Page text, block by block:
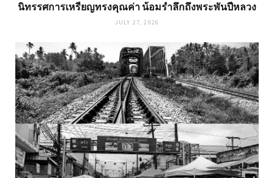
นิทรรศการเหรียญทรงคุณค่า น้อมรำลึกถึงพระพันปีหลวง
JULY 27, 2026